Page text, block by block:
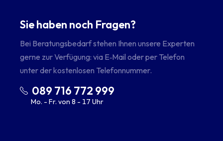
Sie haben noch Fragen?
Bei Beratungsbedarf stehen Ihnen unsere Experten
gerne zur Verfügung: via E‑Mail oder per Telefon
unter der kostenlosen Telefonnummer.
089 716 772 999
Mo. - Fr. von 8 - 17 Uhr